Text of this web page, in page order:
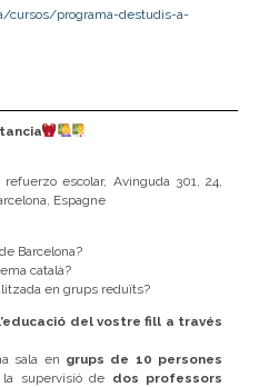
cursos/programa-destudis-a-
escolar, Avinguda 301, 24,
Espagne
Barcelona?
català?
en grups reduïts?
del vostre fill a través
sala en grups de 10 persones
supervisió de dos professors